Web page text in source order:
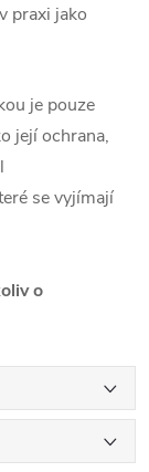
praxi jako
je pouze
její ochrana,
se vyjímají
o